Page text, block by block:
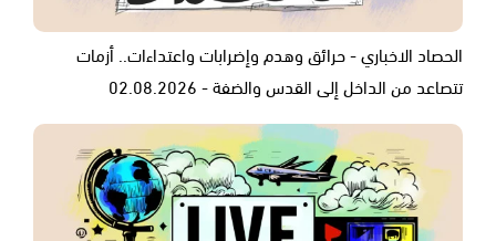
الحصاد الاخباري - حرائق وهدم وإضرابات واعتداءات.. أزمات
تتصاعد من الداخل إلى القدس والضفة - 02.08.2026